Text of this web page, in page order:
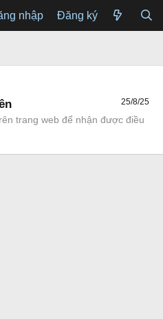
nhập Đăng ký
25/8/25
trang web để nhận được điều